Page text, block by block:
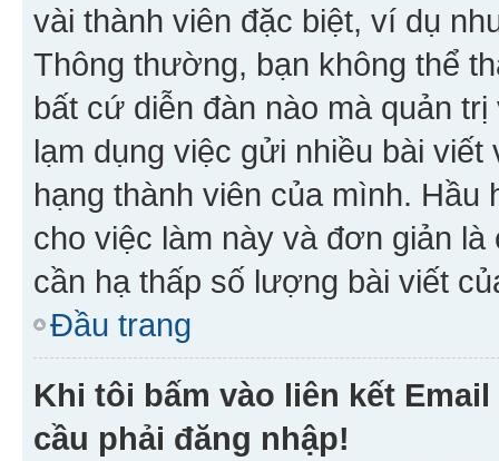
vài thành viên đặc biệt, ví dụ
Thông thường, bạn không thể
bất cứ diễn đàn nào mà quản
lạm dụng việc gửi nhiều bài
hạng thành viên của mình. Hầu
cho việc làm này và đơn giản
cần hạ thấp số lượng bài viết
Đầu trang
Khi tôi bấm vào liên kết
cầu phải đăng nhập!